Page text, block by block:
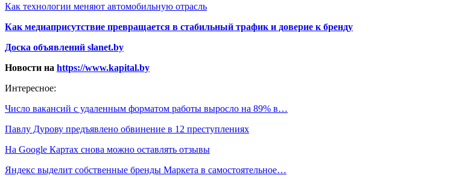
Как технологии меняют автомобильную отрасль
Как медиаприсутствие превращается в стабильный трафик и доверие к бренду
Доска объявлений slanet.by
Новости на https://www.kapital.by
Интересное:
Число вакансий с удаленным форматом работы выросло на 89% в…
Павлу Дурову предъявлено обвинение в 12 преступлениях
На Google Картах снова можно оставлять отзывы
Яндекс выделит собственные бренды Маркета в самостоятельное…